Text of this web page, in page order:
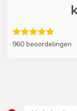
960 beoordelingen